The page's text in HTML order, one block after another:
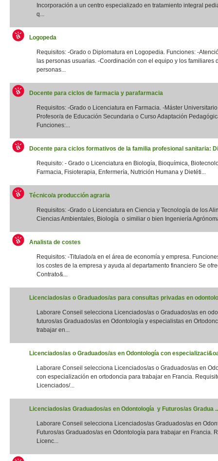
Incorporación a un centro especializado en tratamiento integral
q...
Logopeda
Requisitos: -Grado o Diplomatura en Logopedia. Funciones: -
las personas usuarias. -Coordinación con el equipo y los familiares
personas...
Docente para ciclos de farmacia y parafarmacia
Requisitos: -Grado o Licenciatura en Farmacia. -Máster
Profesor/a de Educación Secundaria o Curso Adaptación
Funciones:...
Docente para ciclos formativos de la familia profesional sanitaria:
Requisito: - Grado o Licenciatura en Biología, Bioquímica,
Farmacia, Fisioterapia, Enfermería, Nutrición Humana y Dietéti...
Técnico/a producción agraria
Requisitos: -Grado o Licenciatura en Ciencia y Tecnología de los
Ciencias Ambientales, Biología o similiar o bien Ingeniería
Analista de costes
Requisitos: -Titulado/a en el área de economía y empresa.
los costes de la empresa y ayuda al departamento financiero Se
Contrato&...
Licenciados/as o Graduados/as para consultas privadas en
Laborare Conseil selecciona Licenciados/as o Graduados/as en
futuros/as Graduados/as en Odontología y especialistas en
trabajar en...
Licenciados/as o Graduados/as en Odontología con
Laborare Conseil selecciona Licenciados/as o Graduados/as en
con especialización en ortodoncia para trabajar en Francia.
Licenciados/...
Licenciados/as Graduados/as en Odontología y Futuros/as Gradua
Laborare Conseil selecciona Licenciados/as Graduados/as en
Futuros/as Graduados/as en Odontología para trabajar en Francia.
Licenc...